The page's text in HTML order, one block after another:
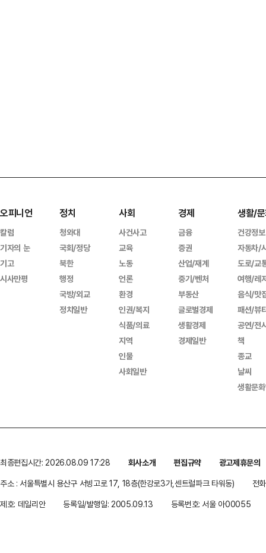
오피니언
칼럼
기자의 눈
기고
시사만평
정치
청와대
국회/정당
북한
행정
국방/외교
정치일반
사회
사건사고
교육
노동
언론
환경
인권/복지
식품/의료
지역
인물
사회일반
경제
금융
증권
산업/재계
중기/벤처
부동산
글로벌경제
생활경제
경제일반
생활/
건강정보
자동차/
도로/교
여행/레
음식/맛
패션/뷰
공연/전
책
종교
날씨
생활문
최종편집시간: 2026.08.09 17:28 회사소개 편집규약
광고제휴문의
주소 : 서울특별시 용산구 서빙고로 17, 18층(한강로3가,센트럴파크 타워동)
전
제호: 데일리안
등록일/발행일: 2005.09.13 등록번호: 서울 아00055